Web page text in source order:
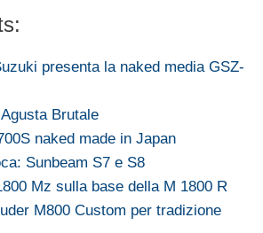
presenta la naked media GSZ-
Brutale
naked made in Japan
Sunbeam S7 e S8
Mz sulla base della M 1800 R
M800 Custom per tradizione